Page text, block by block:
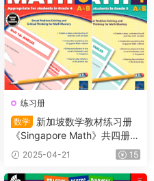
练习册
数学
新加坡数学教材练习册
《Singapore Math》共四册
（L1-L4）适合小学2~5年级的
学生
2025-04-21 15